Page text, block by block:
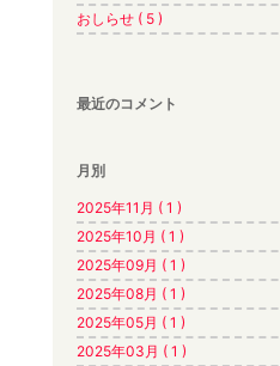
おしらせ ( 5 )
最近のコメント
月別
2025年11月 ( 1 )
2025年10月 ( 1 )
2025年09月 ( 1 )
2025年08月 ( 1 )
2025年05月 ( 1 )
2025年03月 ( 1 )